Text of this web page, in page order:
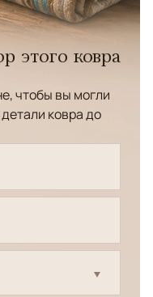
этого ковра
чтобы вы могли
ковра до